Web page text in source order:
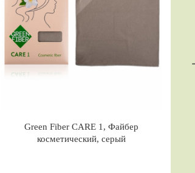
Green Fiber CARE 5, Варежка-
душа, коралловая